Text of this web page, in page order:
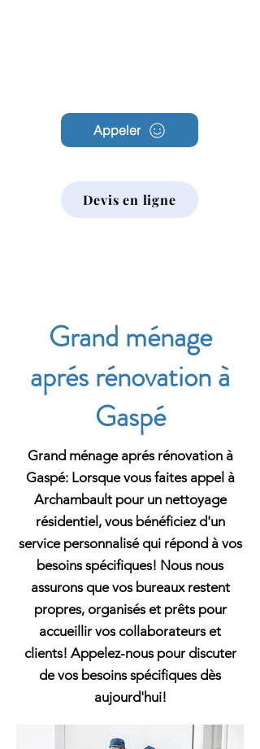
Appeler
Devis en ligne
Grand ménage
aprés rénovation à
Gaspé
Grand ménage aprés rénovation à
Gaspé: Lorsque vous faites appel à
Archambault pour un nettoyage
résidentiel, vous bénéficiez d'un
service personnalisé qui répond à vos
besoins spécifiques! Nous nous
assurons que vos bureaux restent
propres, organisés et prêts pour
accueillir vos collaborateurs et
clients! Appelez-nous pour discuter
de vos besoins spécifiques dès
aujourd'hui!